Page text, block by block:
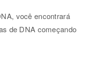
você encontrará
de DNA começando